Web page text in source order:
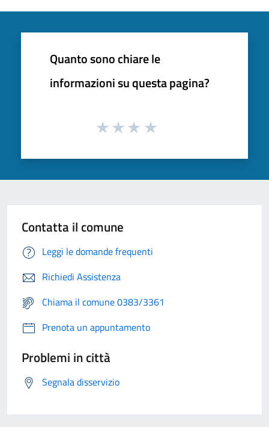
Quanto sono chiare le
informazioni su questa pagina?
Contatta il comune
Leggi le domande frequenti
Richiedi Assistenza
Chiama il comune 0383/3361
Prenota un appuntamento
Problemi in città
Segnala disservizio